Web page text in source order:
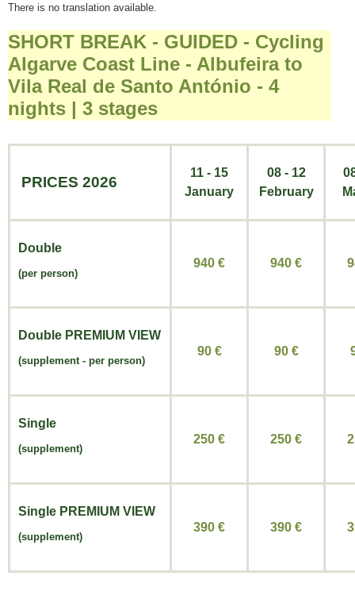
There is no translation available.
SHORT BREAK - GUIDED - Cycling
Algarve Coast Line - Albufeira to
Vila Real de Santo António - 4
nights | 3 stages
PRICES 2026
11 - 15
January
08 - 12
February
Double
(per person)
940 € 940 €
Double PREMIUM VIEW
(supplement - per person)
90 € 90 €
Single
(supplement)
250 € 250 €
Single PREMIUM VIEW
(supplement)
390 € 390 €